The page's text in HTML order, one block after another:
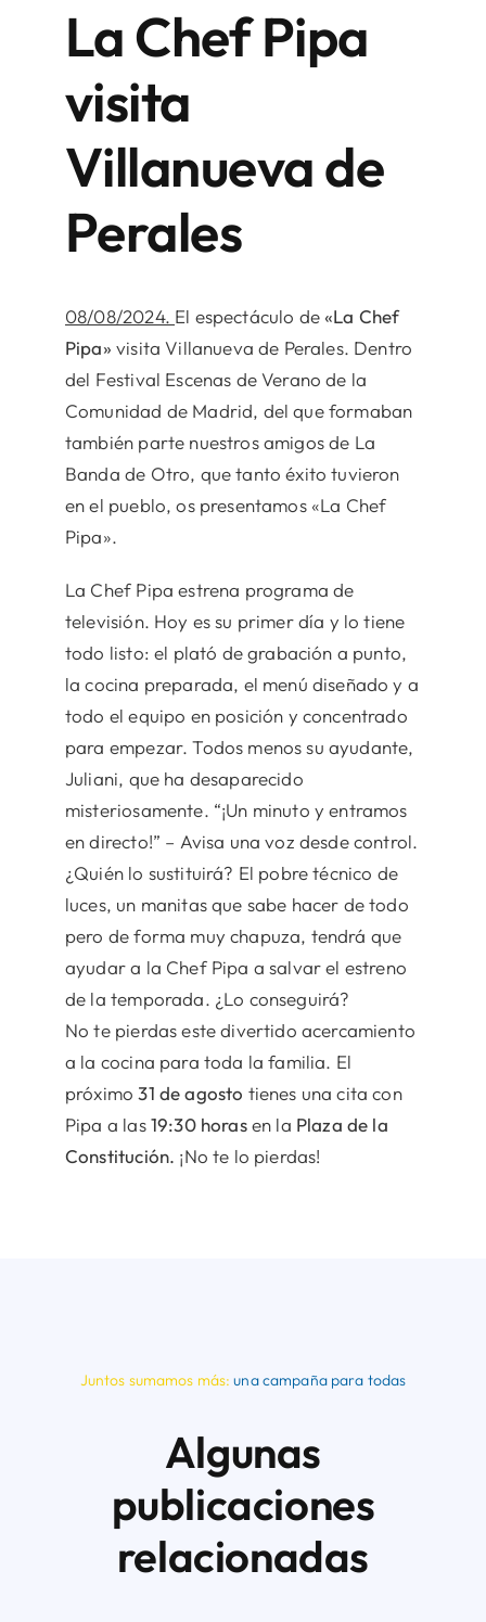
La Chef Pipa
visita
Villanueva de
Perales
08/08/2024. El espectáculo de«La Chef
Pipa» visita Villanueva de Perales. Dentro
del Festival Escenas de Verano de la
Comunidad de Madrid, del que formaban
también parte nuestros amigos de La
Banda de Otro, que tanto éxito tuvieron
en el pueblo, os presentamos «La Chef
Pipa».
La Chef Pipa estrena programa de
televisión. Hoy es su primer día y lo tiene
todo listo: el plató de grabación a punto,
la cocina preparada, el menú diseñado y a
todo el equipo en posición y concentrado
para empezar. Todos menos su ayudante,
Juliani, que ha desaparecido
misteriosamente. “¡Un minuto y entramos
en directo!” – Avisa una voz desde control.
¿Quién lo sustituirá? El pobre técnico de
luces, un manitas que sabe hacer de todo
pero de forma muy chapuza, tendrá que
ayudar a la Chef Pipa a salvar el estreno
de la temporada. ¿Lo conseguirá?
No te pierdas este divertido acercamiento
a la cocina para toda la familia. El
próximo31 de agosto tienes una cita con
Pipa a las19:30 horasen la Plaza de la
Constitución. ¡No te lo pierdas!
Juntos sumamos más:una campaña para todas
Algunas
publicaciones
relacionadas